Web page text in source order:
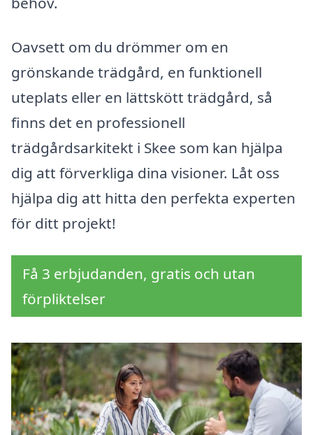
Oavsett om du drömmer om en
grönskande trädgård, en funktionell
uteplats eller en lättskött trädgård, så
finns det en professionell
trädgårdsarkitekt i Skee som kan hjälpa
dig att förverkliga dina visioner. Låt oss
hjälpa dig att hitta den perfekta experten
för ditt projekt!
Få 3 erbjudanden, gratis och utan
förpliktelser